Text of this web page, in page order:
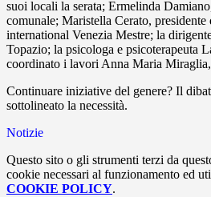
suoi locali la serata; Ermelinda
comunale; Maristella Cerato,
international Venezia Mestre; la
Topazio; la psicologa e psicoterapeuta
coordinato i lavori Anna Maria
Continuare iniziative del genere? Il
sottolineato la necessità.
Notizie
Questo sito o gli strumenti terzi da
cookie necessari al funzionamento ed
COOKIE POLICY.